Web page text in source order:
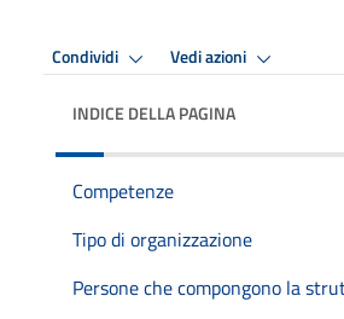
Condividi Vedi azioni
INDICE DELLA PAGINA
Competenze
Tipo di organizzazione
Persone che compongono la